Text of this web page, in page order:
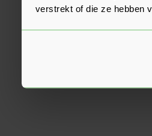
verstrekt of die ze hebben